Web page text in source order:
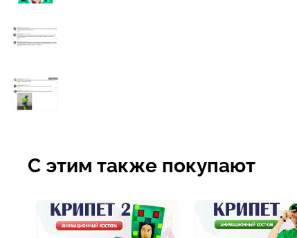
С этим также покупают